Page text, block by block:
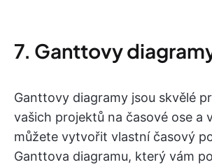
7. Ganttovy
Ganttovy diagramy jsou skvělé
vašich projektů na časové ose a
můžete vytvořit vlastní časový
Ganttova diagramu, který vám